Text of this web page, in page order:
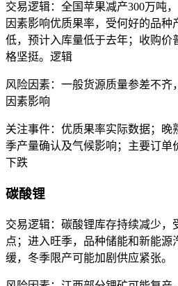
交易逻辑：全国苹果减产300万吨
因素影响优质果率，受何好的品种
低，预计入库量低于去年；收购价
格坚挺。逻辑
风险因素：一般货源质量参差不齐
因素影响
关注事件：优质果率实际数据；晚
季产量确认及气候影响；主要订单
下跌
碳酸锂
交易逻辑：碳酸锂库存持续减少，
点；进入旺季，品种储能和新能
缓，冬季限产可能加剧供应紧张。